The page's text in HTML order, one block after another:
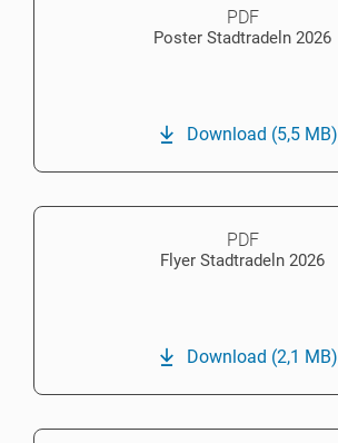
PDF
Poster Stadtradeln 2026
Download (5,5 MB)
PDF
Flyer Stadtradeln 2026
Download (2,1 MB)